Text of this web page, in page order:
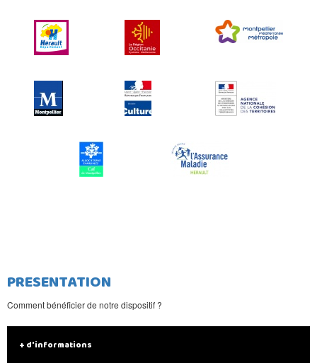
PRESENTATION
Comment bénéficier de notre dispositif ?
+ d'informations